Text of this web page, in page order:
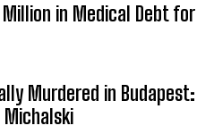
in Medical Debt for
Murdered in Budapest:
Michalski